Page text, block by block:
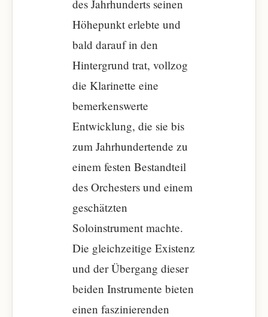
des Jahrhunderts seinen
Höhepunkt erlebte und
bald darauf in den
Hintergrund trat, vollzog
die Klarinette eine
bemerkenswerte
Entwicklung, die sie bis
zum Jahrhundertende zu
einem festen Bestandteil
des Orchesters und einem
geschätzten
Soloinstrument machte.
Die gleichzeitige Existenz
und der Übergang dieser
beiden Instrumente bieten
einen faszinierenden